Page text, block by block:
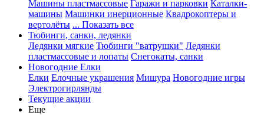
Машины пластмассовые Гаражи и парковки Каталки-
машины Машинки инерционные Квадрокоптеры и
вертолёты ... Показать все
Тюбинги, санки, ледянки
Ледянки мягкие Тюбинги "ватрушки" Ледянки
пластмассовые и лопаты Снегокаты, санки
Новогодние Елки
Елки Елочные украшения Мишура Новогодние игры
Электрогирлянды
Текущие акции
Еще